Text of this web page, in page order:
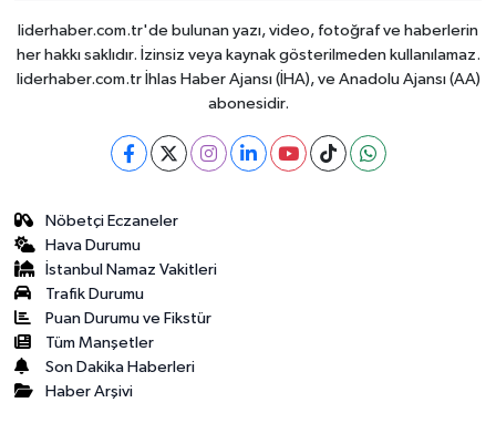
liderhaber.com.tr'de bulunan yazı, video, fotoğraf ve haberlerin
her hakkı saklıdır. İzinsiz veya kaynak gösterilmeden kullanılamaz.
liderhaber.com.tr İhlas Haber Ajansı (İHA), ve Anadolu Ajansı (AA)
abonesidir.
Nöbetçi Eczaneler
Hava Durumu
İstanbul Namaz Vakitleri
Trafik Durumu
Puan Durumu ve Fikstür
Tüm Manşetler
Son Dakika Haberleri
Haber Arşivi